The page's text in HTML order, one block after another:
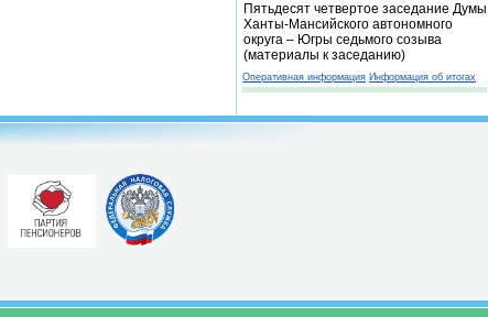
Пятьдесят четвертое заседание Думы
Ханты-Мансийского автономного
округа – Югры седьмого созыва
(материалы к заседанию)
Оперативная информация Информация об итогах